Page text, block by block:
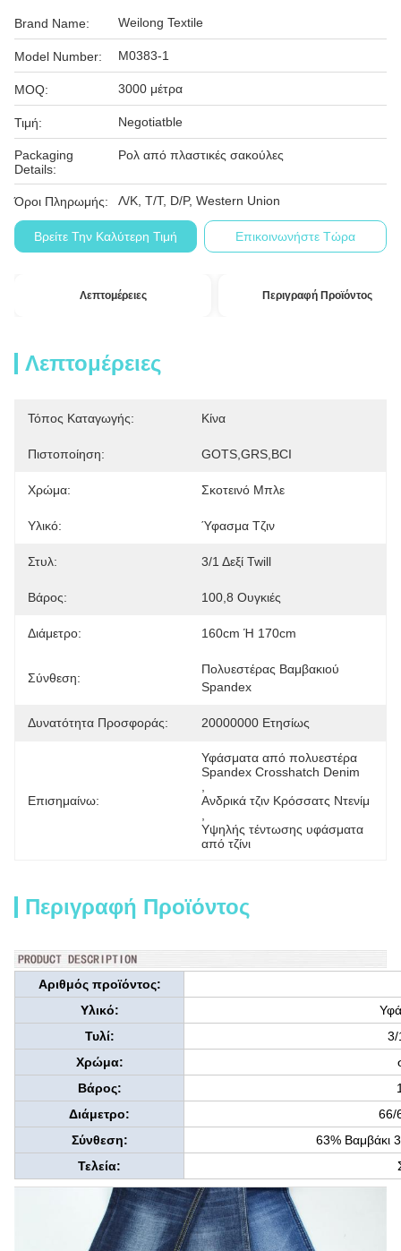
Brand Name: Weilong Textile
Model Number: M0383-1
MOQ: 3000 μέτρα
Τιμή: Negotiatble
Packaging
Details:
Ρολ από πλαστικές σακούλες
Όροι Πληρωμής: Λ/Κ, T/T, D/P, Western Union
Βρείτε Την Καλύτερη Τιμή Επικοινωνήστε Τώρα
Λεπτομέρειες Περιγραφή Προϊόντος
Λεπτομέρειες
Τόπος Καταγωγής: Κίνα
Πιστοποίηση: GOTS,GRS,BCI
Χρώμα: Σκοτεινό Μπλε
Υλικό: Ύφασμα Τζιν
Στυλ: 3/1 Δεξί Twill
Βάρος: 100,8 Ουγκιές
Διάμετρο: 160cm Ή 170cm
Σύνθεση:
Πολυεστέρας Βαμβακιού
Spandex
Δυνατότητα Προσφοράς: 20000000 Ετησίως
Επισημαίνω:
Υφάσματα από πολυεστέρα
Spandex Crosshatch Denim
Ανδρικά τζιν Κρόσσατς Ντενίμ
Υψηλής τέντωσης υφάσματα
από τζίνι
Περιγραφή Προϊόντος
Αριθμός προϊόντος:
Υλικό:
Τυλί:
3/
Χρώμα:
Βάρος:
Διάμετρο:
66/
Σύνθεση:
63% Βαμβάκι
Τελεία: